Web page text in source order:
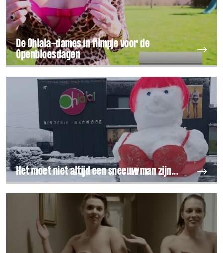
De Ohlala-dames in filmpje voor de
Openbloesdagen
Het moet niet altijd een sneeuwman zijn...